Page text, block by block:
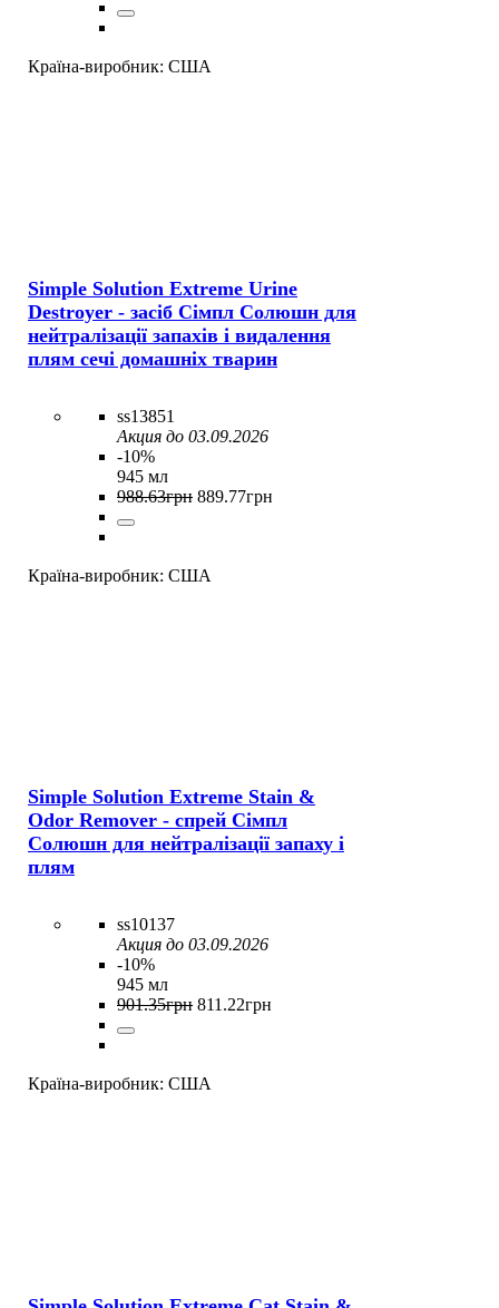
Країна-виробник: США
Simple Solution Extreme Urine
Destroyer - засіб Сімпл Солюшн для
нейтралізації запахів і видалення
плям сечі домашніх тварин
ss13851
Акция до 03.09.2026
-10%
945 мл
988.63грн 889.77грн
Країна-виробник: США
Simple Solution Extreme Stain &
Odor Remover - спрей Сімпл
Солюшн для нейтралізації запаху і
плям
ss10137
Акция до 03.09.2026
-10%
945 мл
901.35грн 811.22грн
Країна-виробник: США